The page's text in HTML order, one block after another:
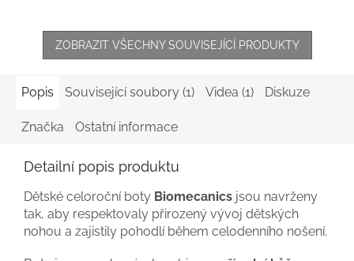
ZOBRAZIT VŠECHNY SOUVISEJÍCÍ PRODUKTY
Popis Související soubory (1) Videa (1) Diskuze
Značka Ostatní informace
Detailní popis produktu
Dětské celoroční boty Biomecanics jsou navrženy
tak, aby respektovaly přirozený vývoj dětských
nohou a zajistily pohodlí během celodenního nošení.